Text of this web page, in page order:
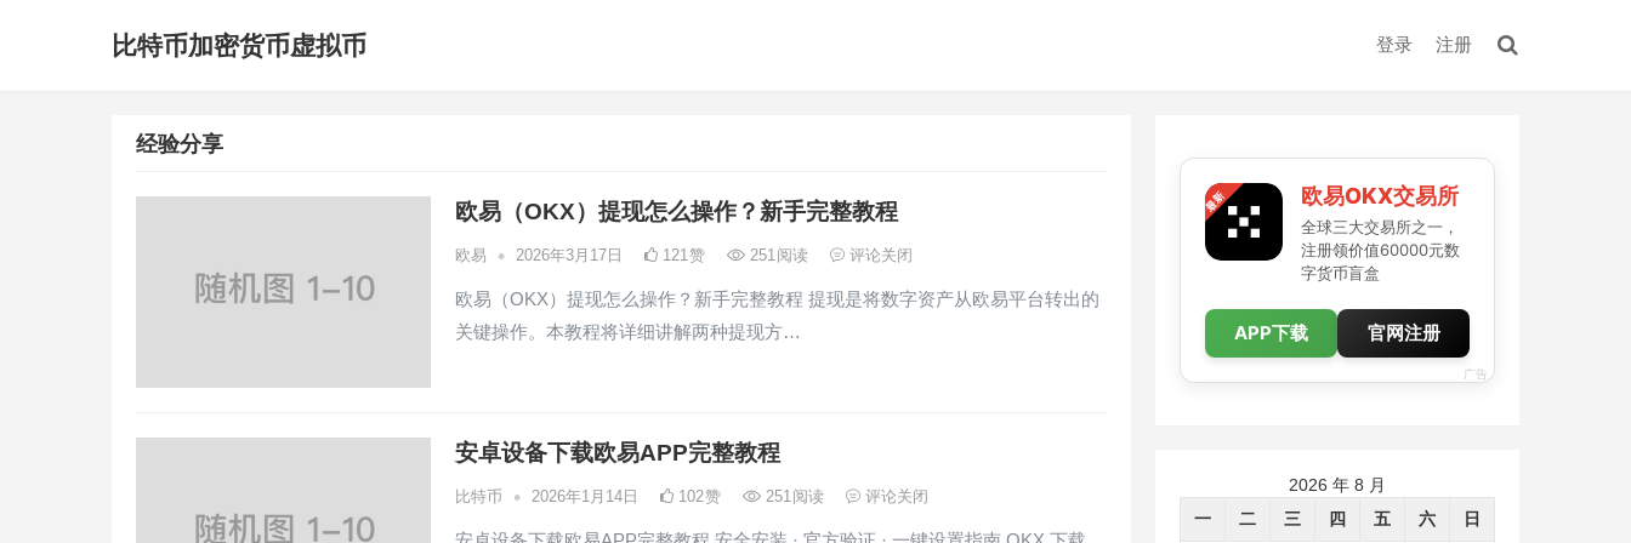
比特币加密货币虚拟币 登录 注册
经验分享
欧易（OKX）提现怎么操作？新手完整教程
欧易 • 2026年3月17日 121赞 251阅读 评论关闭
欧易（OKX）提现怎么操作？新手完整教程 提现是将数字资产从欧易平台转出的
关键操作。本教程将详细讲解两种提现方…
安卓设备下载欧易APP完整教程
比特币 • 2026年1月14日 102赞 251 阅读 评论关闭
欧易OKX交易所
全球三大交易所之一，
注册领价值60000元数
字货币盲盒
APP下载 官网注册
广告
2026 年 8 月
一
二 三 四 五 六 日